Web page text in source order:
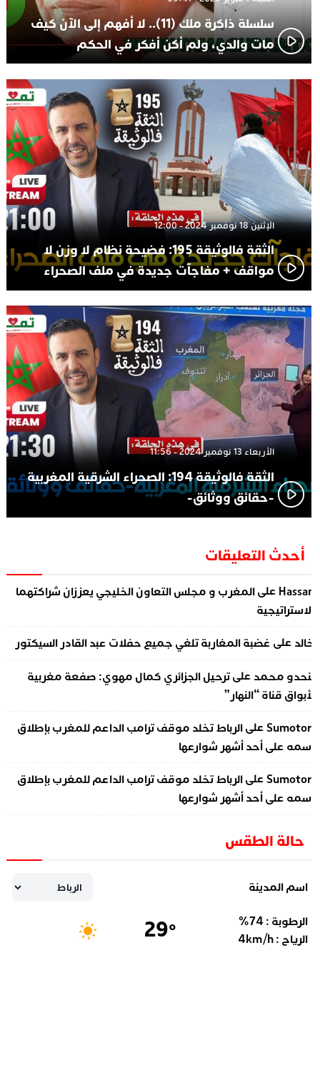
سلسلة ذاكرة ملك (11).. لا أفهم إلى الآن كيف
مات والدي، ولم أكن أفكر في الحكم
الإثنين 18 نوفمبر 2024 - 12:00
الثقة فالوثيقة 195: فضيحة نظام لا وزن لا
مواقف + مفاجآت جديدة في ملف الصحراء
الأربعاء 13 نوفمبر 2024 - 11:56
الثقة فالوثيقة 194: الصحراء الشرقية المغربية
-حقائق ووثائق-
أحدث التعليقات
علىالمغرب و مجلس التعاون الخليجي يعززان شراكتهما
علىغضبة المغاربة تلغي جميع حفلات عبد القادر السيكتور
محمدعلىترحيل الجزائري كمال مهوي: صفعة مغربية
قناة “النهار”
علىالرباط تخلد موقف ترامب الداعم للمغرب بإطلاق
على أحد أشهر شوارعها
علىالرباط تخلد موقف ترامب الداعم للمغرب بإطلاق
على أحد أشهر شوارعها
حالة الطقس
اسم المدينة
الرطوبة : 74
%
الرياح :
4km/h
29